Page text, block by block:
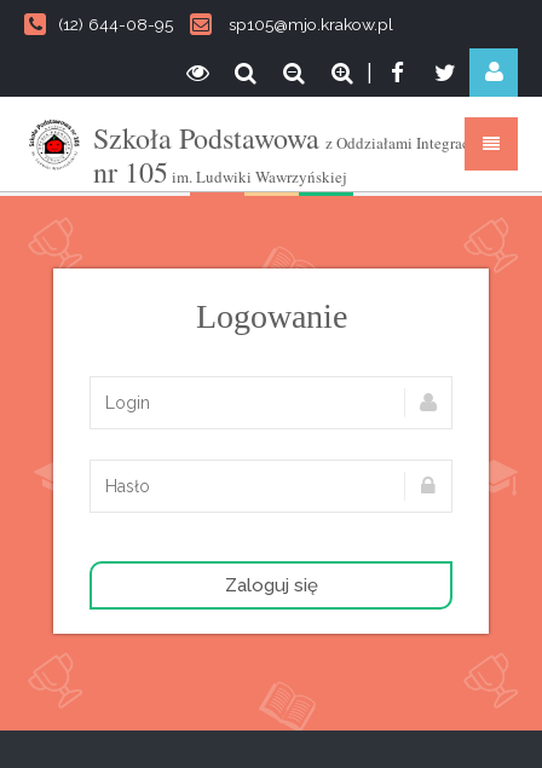
(12) 644-08-95 sp105@mjo.krakow.pl
Szkoła Podstawowa z Oddziałami Integracyjnymi
nr 105 im. Ludwiki Wawrzyńskiej
Logowanie